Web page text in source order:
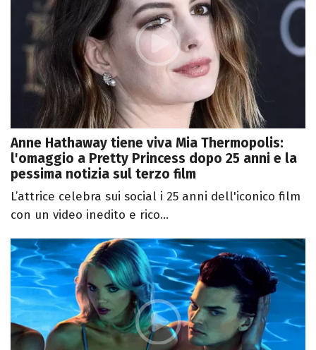
Anne Hathaway tiene viva Mia Thermopolis:
l'omaggio a Pretty Princess dopo 25 anni e la
pessima notizia sul terzo film
L’attrice celebra sui social i 25 anni dell'iconico film
con un video inedito e rico...